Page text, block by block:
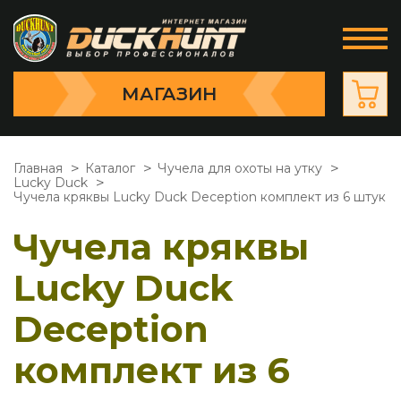
МАГАЗИН
Главная Каталог
Чучела для охоты на утку
Lucky Duck
Чучела кряквы Lucky Duck Deception комплект из 6 штук
Чучела кряквы
Lucky Duck
Deception
комплект из 6